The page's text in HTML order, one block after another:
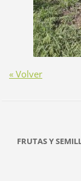
« Volver
FRUTAS Y